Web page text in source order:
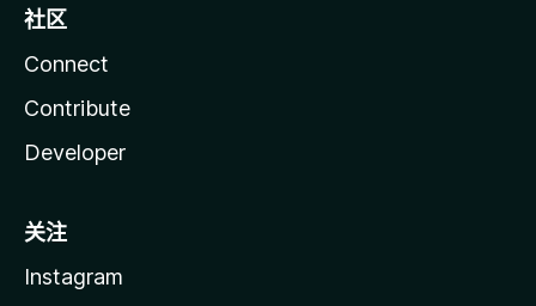
社区
Connect
Contribute
Developer
关注
Instagram